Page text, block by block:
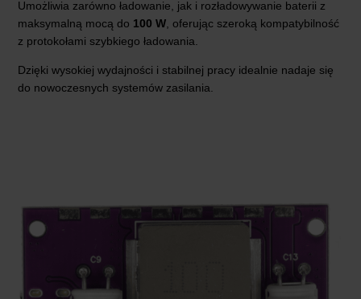
Umożliwia zarówno ładowanie, jak i rozładowywanie baterii z
maksymalną mocą do 100 W , oferując szeroką kompatybilność
z protokołami szybkiego ładowania.
Dzięki wysokiej wydajności i stabilnej pracy idealnie nadaje się
do nowoczesnych systemów zasilania.